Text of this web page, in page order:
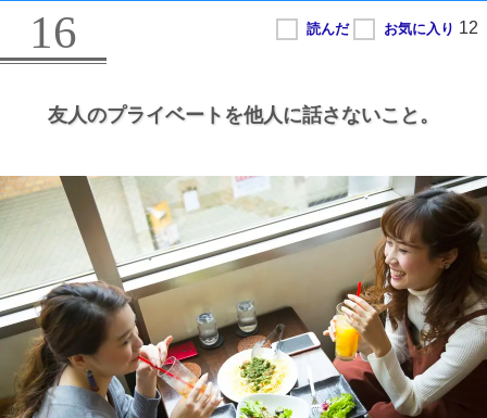
16
友人のプライベートを他人に話さないこと。